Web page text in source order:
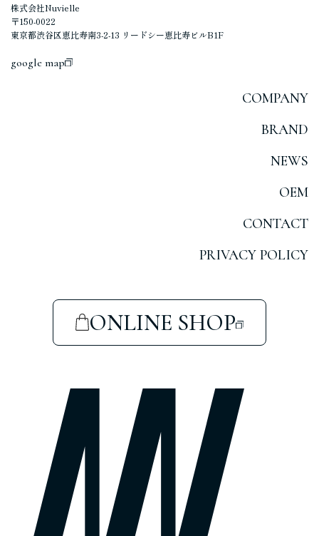
株式会社Nuvielle
〒150-0022
東京都渋谷区恵比寿南3-2-13 リードシー恵比寿ビルB1F
google map
COMPANY
BRAND
NEWS
OEM
CONTACT
PRIVACY POLICY
ONLINE SHOP